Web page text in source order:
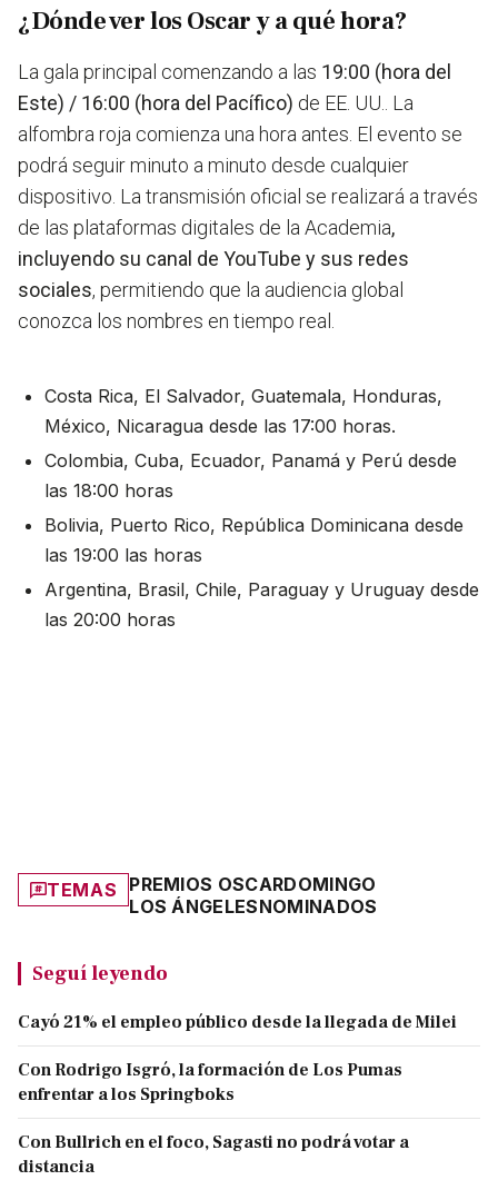
¿Dónde ver los Oscar y a qué hora?
La gala principal comenzando a las 19:00 (hora del
Este) / 16:00 (hora del Pacífico) de EE. UU.. La
alfombra roja comienza una hora antes. El evento se
podrá seguir minuto a minuto desde cualquier
dispositivo. La transmisión oficial se realizará a través
de las plataformas digitales de la Academia,
incluyendo su canal de YouTube y sus redes
sociales, permitiendo que la audiencia global
conozca los nombres en tiempo real.
Costa Rica, El Salvador, Guatemala, Honduras,
México, Nicaragua desde las 17:00 horas.
Colombia, Cuba, Ecuador, Panamá y Perú desde
las 18:00 horas
Bolivia, Puerto Rico, República Dominicana desde
las 19:00 las horas
Argentina, Brasil, Chile, Paraguay y Uruguay desde
las 20:00 horas
TEMAS PREMIOS OSCARDOMINGO
LOS ÁNGELESNOMINADOS
Seguí leyendo
Cayó 21% el empleo público desde la llegada de Milei
Con Rodrigo Isgró, la formación de Los Pumas
enfrentar a los Springboks
Con Bullrich en el foco, Sagasti no podrá votar a
distancia